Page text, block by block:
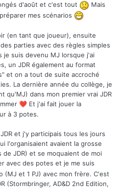
d'août et c'est tout
Mais
mes scénarios
(en tant que joueur), ensuite
parties avec des règles simples
je suis devenu MJ lorsque j'ai
un JDR également au format
et on a tout de suite accroché
La dernière année du collège, je
qu'MJ) dans mon premier vrai JDR
❤️ Et j'ai fait jouer la
à 3 potes.
et j'y participais tous les jours
l'organisaient avaient la grosse
JDR) et se moquaient de moi
avec des potes et je me suis
(MJ et 1 PJ) avec mon frère. C'est
(Stormbringer, AD&D 2nd Edition,